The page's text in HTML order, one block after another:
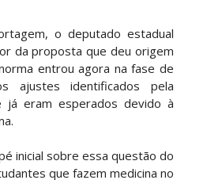
o deputado estadual
da proposta que deu origem
entrou agora na fase de
ajustes identificados pela
já eram esperados devido à
inicial sobre essa questão do
que fazem medicina no